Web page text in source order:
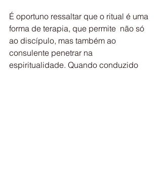
É oportuno ressaltar que o ritual é uma
forma de terapia, que permite  não só
ao discípulo, mas também ao
consulente penetrar na
espiritualidade. Quando conduzido